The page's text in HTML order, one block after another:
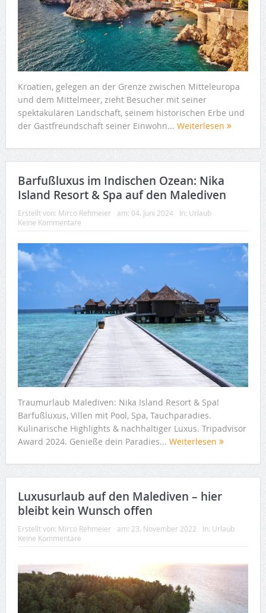
Kroatien, gelegen an der Grenze zwischen Mitteleuropa
und dem Mittelmeer, zieht Besucher mit seiner
spektakulären Landschaft, seinem historischen Erbe und
der Gastfreundschaft seiner Einwohn... Weiterlesen
Barfußluxus im Indischen Ozean: Nika
Island Resort & Spa auf den Malediven
Erstellt von: Mirco Rehmeier am: 04. Juni 2024 In: Urlaub
Keine Kommentare
Traumurlaub Malediven: Nika Island Resort & Spa!
Barfußluxus, Villen mit Pool, Spa, Tauchparadies.
Kulinarische Highlights & nachhaltiger Luxus. Tripadvisor
Award 2024. Genieße dein Paradies... Weiterlesen
Luxusurlaub auf den Malediven – hier
bleibt kein Wunsch offen
Erstellt von: Mirco Rehmeier am: 23. November 2022 In: Urlaub
Keine Kommentare